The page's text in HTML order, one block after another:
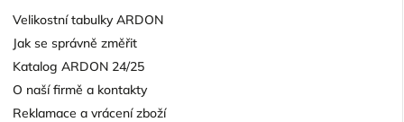
Velikostní tabulky ARDON
Jak se správně změřit
Katalog ARDON 24/25
O naší firmě a kontakty
Reklamace a vrácení zboží